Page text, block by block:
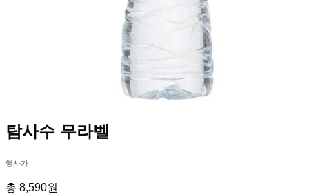
탐사수 무라벨
행사가
총 8,590원